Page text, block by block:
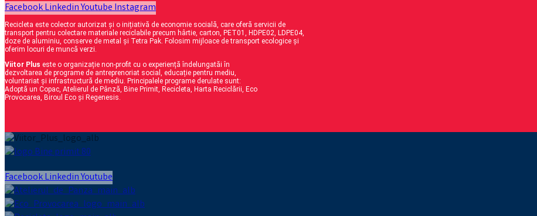
FacebookLinkedinYoutubeInstagram
Recicleta este colector autorizat și o inițiativă de economie socială, care oferă servicii de
transport pentru colectare materiale reciclabile precum hârtie, carton, PET01, HDPE02, LDPE04,
doze de aluminiu, conserve de metal și Tetra Pak. Folosim mijloace de transport ecologice și
oferim locuri de muncă verzi.
Viitor Plus este o organizație non-profit cu o experiență îndelungatăi în
dezvoltarea de programe de antreprenoriat social, educație pentru mediu,
voluntariat și infrastructură de mediu. Principalele programe derulate sunt:
Adoptă un Copac, Atelierul de Pânză, Bine Primit, Recicleta, Harta Reciclării, Eco
Provocarea, Biroul Eco și Regenesis.
FacebookLinkedinYoutube